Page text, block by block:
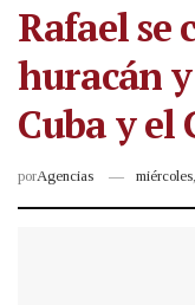
Rafael se
huracán
Cuba y el
porAgencias